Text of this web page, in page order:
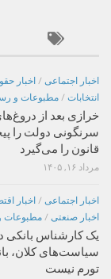
اخبار اجتماعی / اخبار
انتخابات / مطبوعات و
خرازی بعد از
سرنگونی دولت را
قانون را می‌گیرد
مرداد ۱۶, ۱۴۰۵
اخبار اجتماعی / اخبار
اخبار صنعتی / مطبوعات
یک کارشناس بانکی
سیاست‌های کلان،
تورم نیست